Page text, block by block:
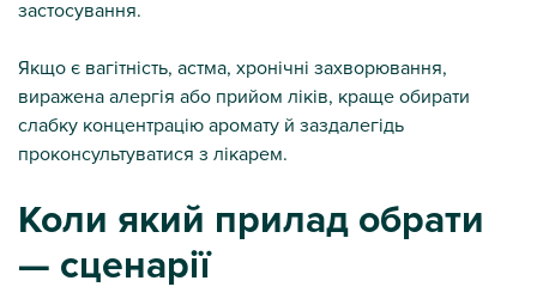
застосування.
Якщо є вагітність, астма, хронічні захворювання,
виражена алергія або прийом ліків, краще обирати
слабку концентрацію аромату й заздалегідь
проконсультуватися з лікарем.
Коли який прилад обрати
— сценарії